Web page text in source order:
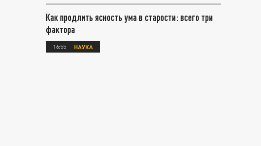
Как продлить ясность ума в старости: всего три
фактора
16:55 НАУКА